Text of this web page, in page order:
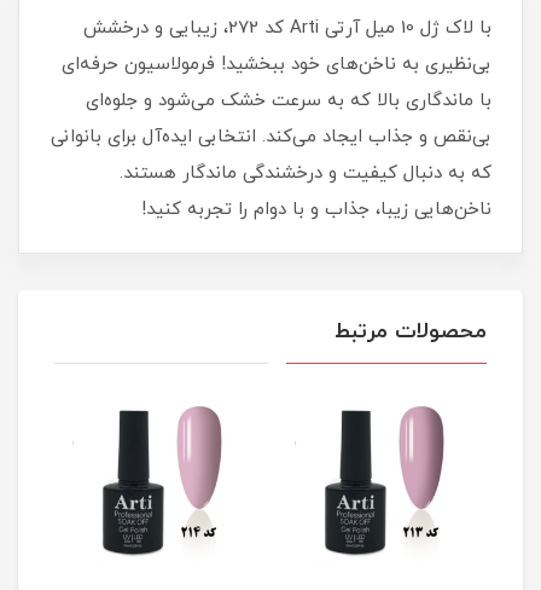
با لاک ژل 10 میل آرتی Arti کد 272، زیبایی و درخشش
بی‌نظیری به ناخن‌های خود ببخشید! فرمولاسیون حرفه‌ای
با ماندگاری بالا که به سرعت خشک می‌شود و جلوه‌ای
بی‌نقص و جذاب ایجاد می‌کند. انتخابی ایده‌آل برای بانوانی
که به دنبال کیفیت و درخشندگی ماندگار هستند.
ناخن‌هایی زیبا، جذاب و با دوام را تجربه کنید!
محصولات مرتبط